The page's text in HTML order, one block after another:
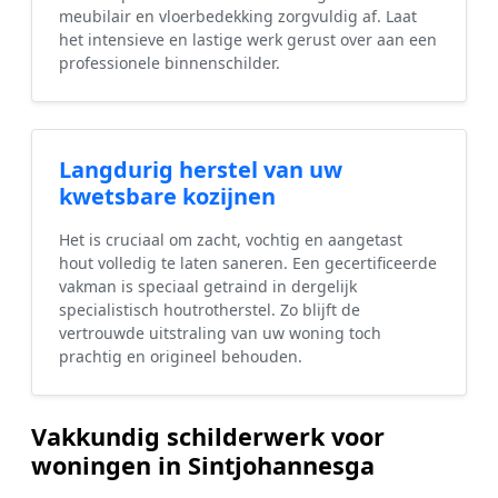
meubilair en vloerbedekking zorgvuldig af. Laat
het intensieve en lastige werk gerust over aan een
professionele binnenschilder.
Langdurig herstel van uw
kwetsbare kozijnen
Het is cruciaal om zacht, vochtig en aangetast
hout volledig te laten saneren. Een gecertificeerde
vakman is speciaal getraind in dergelijk
specialistisch houtrotherstel. Zo blijft de
vertrouwde uitstraling van uw woning toch
prachtig en origineel behouden.
Vakkundig schilderwerk voor
woningen in Sintjohannesga